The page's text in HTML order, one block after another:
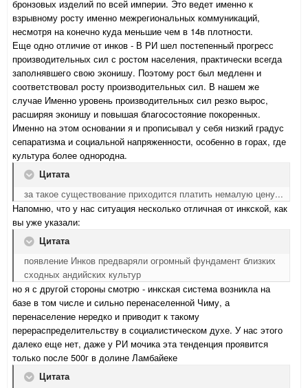
бронзовых изделий по всей империи. Это ведет именно к
взрывному росту именно межрегиональных коммуникаций,
несмотря на конечно куда меньшие чем в 14в плотности.
Еще одно отличие от инков - В РИ шел постепенный прогресс
производительных сил с ростом населения, практически всегда
заполнявшего свою эконишу. Поэтому рост был медленн и
соответствовал росту производительных сил. В нашем же
случае Именно уровень производительных сил резко вырос,
расширяя эконишу и повышая благосостояние покоренных.
Именно на этом основании я и прописывал у себя низкий градус
сепаратизма и социальной напряженности, особенно в горах, где
культура более однородна.
Цитата
за такое существование приходится платить немалую цену...
Напомню, что у нас ситуация несколько отличная от инкской, как
вы уже указали:
Цитата
появление Инков предваряли огромный фундамент близких
сходных андийских культур
но я с другой стороны смотрю - инкская система возникла на
базе в том числе и сильно перенаселенной Чиму, а
перенаселение нередко и приводит к такому
перераспределительству в социалистическом духе. У нас этого
далеко еще нет, даже у РИ мочика эта тенденция проявится
только после 500г в долине Ламбайеке
Цитата